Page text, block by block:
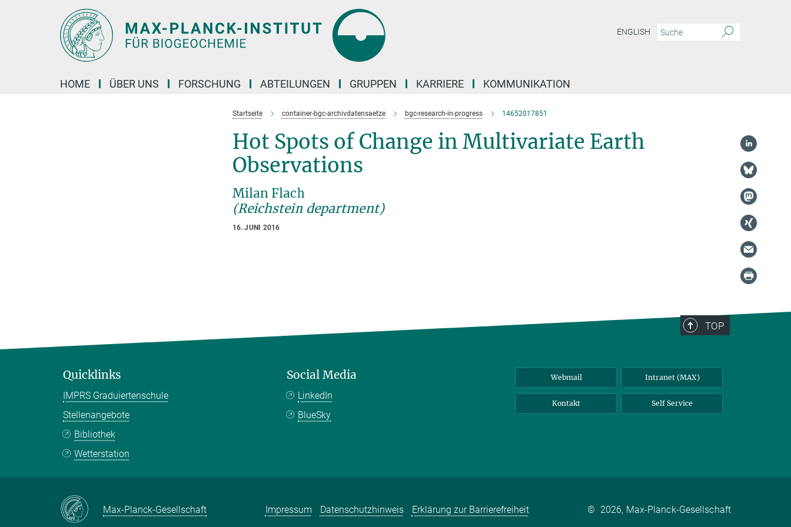
ENGLISH
HOME ÜBER UNS FORSCHUNG ABTEILUNGEN GRUPPEN KARRIERE KOMMUNIKATION
Startseite container-bgc-archivdatensaetze bgc-research-in-progress 14652017851
Hot Spots of Change in Multivariate Earth
Observations
Milan Flach
(Reichstein department)
16. JUNI 2016
TOP
Quicklinks
IMPRS Graduiertenschule
Stellenangebote
Bibliothek
Wetterstation
Social Media
LinkedIn
BlueSky
Webmail Intranet (MAX)
Kontakt Self Service
Max-Planck-Gesellschaft Impressum Datenschutzhinweis Erklärung zur Barrierefreiheit © 2026, Max-Planck-Gesellschaft